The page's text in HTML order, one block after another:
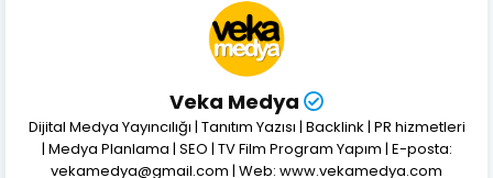
Veka Medya
Dijital Medya Yayıncılığı | Tanıtım Yazısı | Backlink | PR hizmetleri
| Medya Planlama | SEO | TV Film Program Yapım | E-posta:
vekamedya@gmail.com | Web: www.vekamedya.com